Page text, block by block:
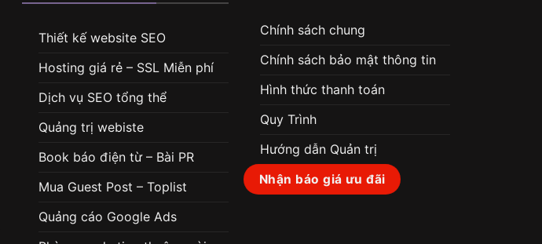
Thiết kế website SEO
Hosting giá rẻ – SSL Miễn phí
Dịch vụ SEO tổng thể
Quảng trị webiste
Book báo điện từ – Bài PR
Mua Guest Post – Toplist
Quảng cáo Google Ads
Chính sách chung
Chính sách bảo mật thông tin
Hình thức thanh toán
Quy Trình
Hướng dẫn Quản trị
Nhận báo giá ưu đãi